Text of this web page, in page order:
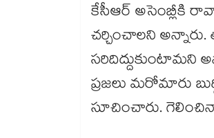
కేసీఆర్ అసెంబ్లీకి
చర్చించాలని
సరిదిద్దుకుంటామని
ప్రజలు మరోమారు
సూచించారు.